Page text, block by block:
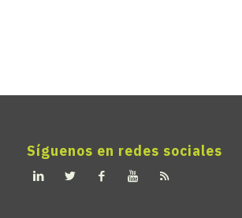
Síguenos en redes sociales